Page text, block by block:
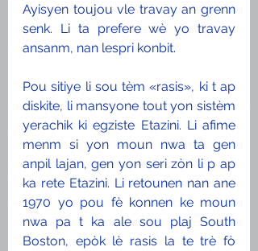
Ayisyen toujou vle travay an grenn
senk. Li ta prefere wè yo travay
ansanm, nan lespri konbit.
Pou sitiye li sou tèm «rasis», ki t ap
diskite, li mansyone tout yon sistèm
yerachik ki egziste Etazini. Li afime
menm si yon moun nwa ta gen
anpil lajan, gen yon seri zòn li p ap
ka rete Etazini. Li retounen nan ane
1970 yo pou fè konnen ke moun
nwa pa t ka ale sou plaj South
Boston, epòk lè rasis la te trè fò